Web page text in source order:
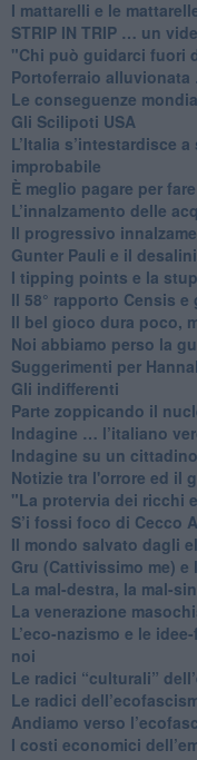
​I mattarelli e le
​STRIP IN TRIP … un
"Chi può guidarci fuori
​Portoferraio
Le conseguenze
​Gli Scilipoti USA
L’Italia s’intestardisce
improbabile
È meglio pagare per
​L’innalzamento delle
​Il progressivo
​Gunter Pauli e il
I tipping points e la
​Il 58° rapporto Censis
​Il bel gioco dura poco,
Noi abbiamo perso la
Suggerimenti per
​Gli indifferenti
Parte zoppicando il
​Indagine … l’italiano
Indagine su un
Notizie tra l'orrore ed il
"La protervia dei ricchi
S’i fossi foco di Cecco
​Il mondo salvato dagli
Gru (Cattivissimo me)
​La mal-destra, la mal-
​La venerazione
​L’eco-nazismo e le
noi
​Le radici “culturali”
Le radici
Andiamo verso
I costi economici